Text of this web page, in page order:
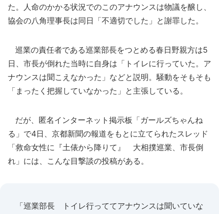
た。人命のかかる状況でのこのアナウンスは物議を醸し、
協会の八角理事長は同日「不適切でした」と謝罪した。
巡業の責任者である巡業部長をつとめる春日野親方は5
日、市長が倒れた当時に自身は「トイレに行っていた。ア
ナウンスは聞こえなかった」などと説明。騒動をそもそも
「まったく把握していなかった」と主張している。
だが、匿名インターネット掲示板「ガールズちゃんね
る」で4日、京都新聞の報道をもとに立てられたスレッド
「救命女性に『土俵から降りて』 大相撲巡業、市長倒
れ」には、こんな目撃談の投稿がある。
「巡業部長 トイレ行っててアナウンスは聞いていな